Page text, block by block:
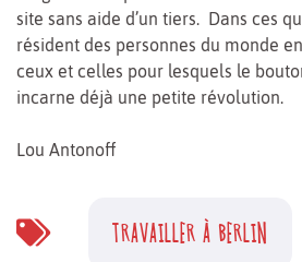
site sans aide d’un tiers. Dans ces
résident des personnes du monde
ceux et celles pour lesquels le
incarne déjà une petite révolution.
Lou Antonoff
TRAVAILLER À BERLIN